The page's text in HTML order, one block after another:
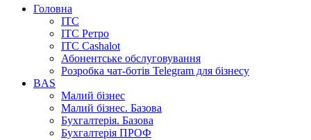
Головна
ІТС
ІТС Ретро
ІТС Cashalot
Абонентське обслуговування
Розробка чат-ботів Telegram для бізнесу
BAS
Малий бізнес
Малий бізнес. Базова
Бухгалтерія. Базова
Бухгалтерія ПРОФ